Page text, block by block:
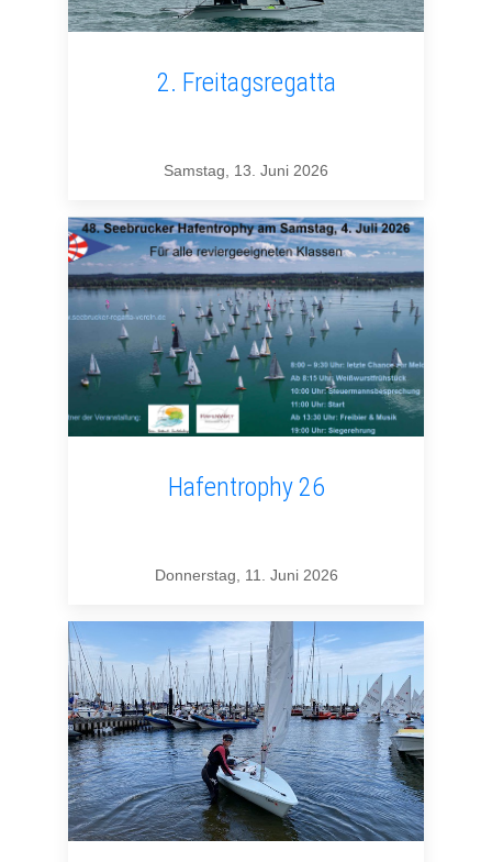
2. Freitagsregatta
Samstag, 13. Juni 2026
Hafentrophy 26
Donnerstag, 11. Juni 2026